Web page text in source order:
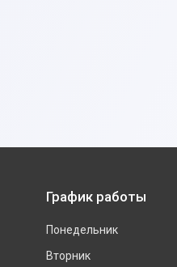
График работы
Понедельник
Вторник